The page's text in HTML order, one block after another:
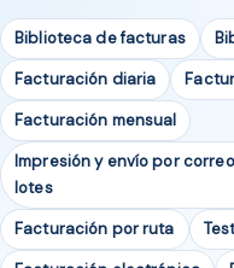
Biblioteca de facturas
Facturación diaria
Facturación mensual
Impresión y envío por
lotes
Facturación por ruta